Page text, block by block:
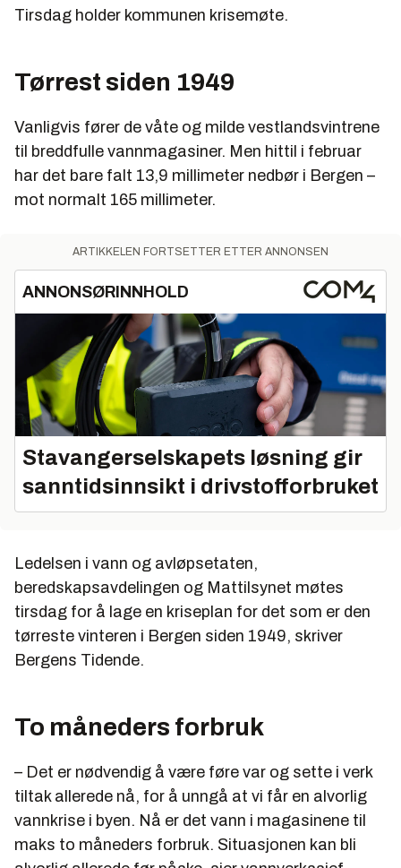
Tirsdag holder kommunen krisemøte.
Tørrest siden 1949
Vanligvis fører de våte og milde vestlandsvintrene
til breddfulle vannmagasiner. Men hittil i februar
har det bare falt 13,9 millimeter nedbør i Bergen –
mot normalt 165 millimeter.
ARTIKKELEN FORTSETTER ETTER ANNONSEN
ANNONSØRINNHOLD
Stavangerselskapets løsning gir
sanntidsinnsikt i drivstofforbruket
Ledelsen i vann og avløpsetaten,
beredskapsavdelingen og Mattilsynet møtes
tirsdag for å lage en kriseplan for det som er den
tørreste vinteren i Bergen siden 1949, skriver
Bergens Tidende.
To måneders forbruk
– Det er nødvendig å være føre var og sette i verk
tiltak allerede nå, for å unngå at vi får en alvorlig
vannkrise i byen. Nå er det vann i magasinene til
maks to måneders forbruk. Situasjonen kan bli